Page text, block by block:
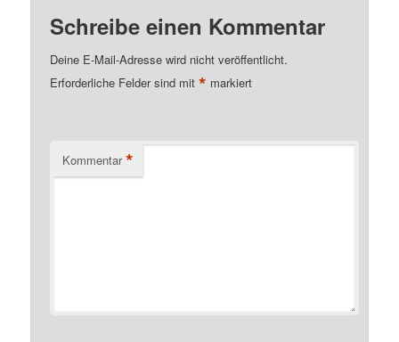
Schreibe einen Kommentar
Deine E-Mail-Adresse wird nicht veröffentlicht.
Erforderliche Felder sind mit* markiert
Kommentar *